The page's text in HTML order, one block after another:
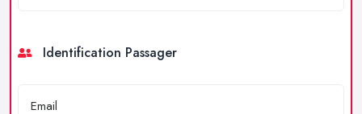
Identification Passager